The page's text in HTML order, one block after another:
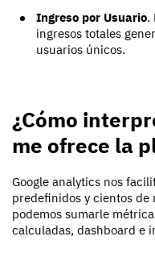
Ingreso por Usuario.
ingresos totales
usuarios únicos.
¿Cómo
me ofrece la
Google analytics nos
predefinidos y cientos de
podemos sumarle
calculadas, dashboard e